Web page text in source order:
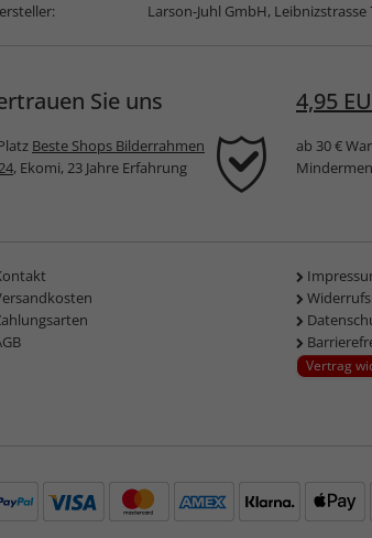
Larson-Juhl GmbH, Leibnizstrasse
Sie uns
Beste Shops Bilderrahmen
, Ekomi, 23 Jahre Erfahrung
4,95
ab 30 €
Vertrag